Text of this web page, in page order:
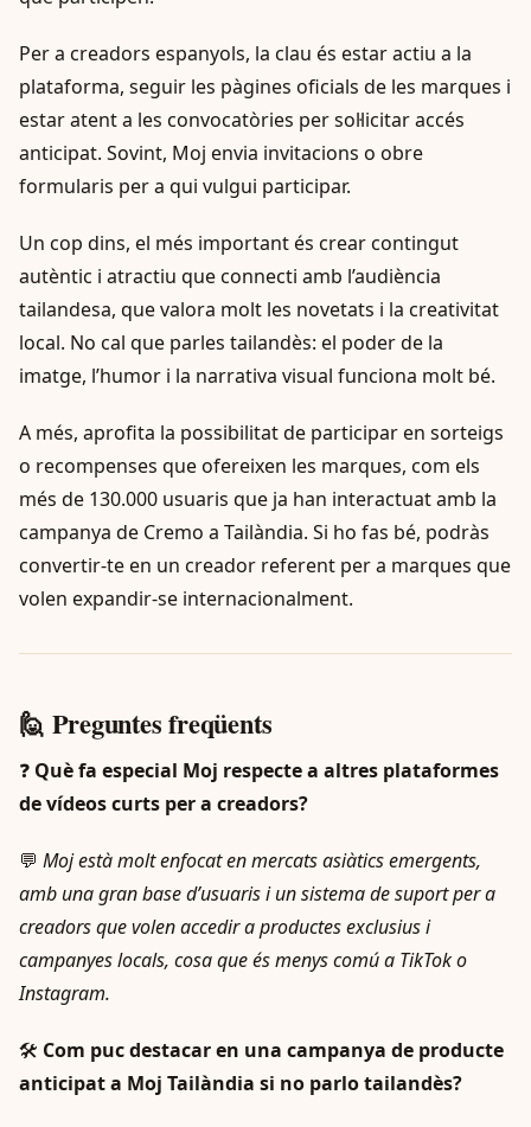
Per a creadors espanyols, la clau és estar actiu a la
plataforma, seguir les pàgines oficials de les marques i
estar atent a les convocatòries per sol·licitar accés
anticipat. Sovint, Moj envia invitacions o obre
formularis per a qui vulgui participar.
Un cop dins, el més important és crear contingut
autèntic i atractiu que connecti amb l’audiència
tailandesa, que valora molt les novetats i la creativitat
local. No cal que parles tailandès: el poder de la
imatge, l’humor i la narrativa visual funciona molt bé.
A més, aprofita la possibilitat de participar en sorteigs
o recompenses que ofereixen les marques, com els
més de 130.000 usuaris que ja han interactuat amb la
campanya de Cremo a Tailàndia. Si ho fas bé, podràs
convertir-te en un creador referent per a marques que
volen expandir-se internacionalment.
🙋 Preguntes freqüents
❓ Què fa especial Moj respecte a altres plataformes
de vídeos curts per a creadors?
💬 Moj està molt enfocat en mercats asiàtics emergents,
amb una gran base d’usuaris i un sistema de suport per a
creadors que volen accedir a productes exclusius i
campanyes locals, cosa que és menys comú a TikTok o
Instagram.
🛠️ Com puc destacar en una campanya de producte
anticipat a Moj Tailàndia si no parlo tailandès?